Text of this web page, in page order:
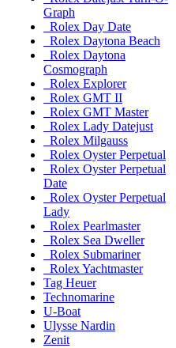
Graph
Rolex Day Date
Rolex Daytona Beach
Rolex Daytona
Cosmograph
Rolex Explorer
Rolex GMT II
Rolex GMT Master
Rolex Lady Datejust
Rolex Milgauss
Rolex Oyster Perpetual
Rolex Oyster Perpetual
Date
Rolex Oyster Perpetual
Lady
Rolex Pearlmaster
Rolex Sea Dweller
Rolex Submariner
Rolex Yachtmaster
Tag Heuer
Technomarine
U-Boat
Ulysse Nardin
Zenit